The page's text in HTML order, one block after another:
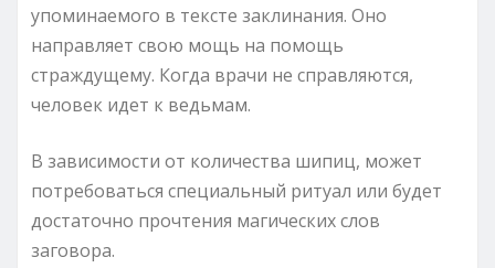
упоминаемого в тексте заклинания. Оно
направляет свою мощь на помощь
страждущему. Когда врачи не справляются,
человек идет к ведьмам.
В зависимости от количества шипиц, может
потребоваться специальный ритуал или будет
достаточно прочтения магических слов
заговора.